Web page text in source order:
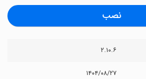
نصب
۲.۱۰.۶
۱۴۰۴/۰۸/۲۷